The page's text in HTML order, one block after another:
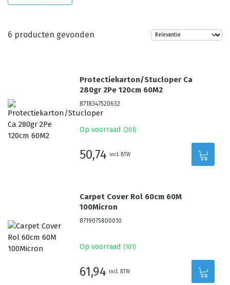
6 producten gevonden
Protectiekarton/Stucloper Ca
280gr 2Pe 120cm 60M2
8718347520632
Op voorraad (201 )
50,74 incl. BTW
Carpet Cover Rol 60cm 60M
100Micron
8719075800010
Op voorraad (101 )
61,94 incl. BTW